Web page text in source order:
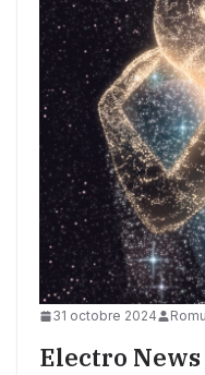
31 octobre 2024 Romu
Electro News